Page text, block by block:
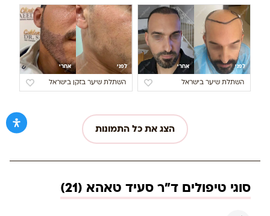
לפני אחרי
השתלת שיער בישראל
לפני אחרי
השתלת שיער בזקן בישראל
הצג את כל התמונות
סוגי טיפולים ד"ר סעיד טאהא (21)